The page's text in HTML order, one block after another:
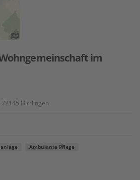
im
72145 Hirrlingen
Ambulante Pflege